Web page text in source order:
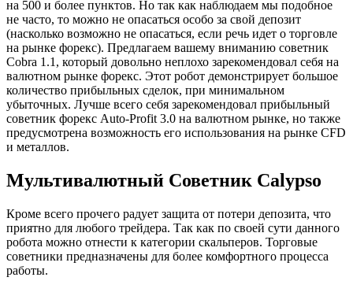
на 500 и более пунктов. Но так как наблюдаем мы подобное
не часто, то можно не опасаться особо за свой депозит
(насколько возможно не опасаться, если речь идет о торговле
на рынке форекс). Предлагаем вашему вниманию советник
Cobra 1.1, который довольно неплохо зарекомендовал себя на
валютном рынке форекс. Этот робот демонстрирует большое
количество прибыльных сделок, при минимальном
убыточных. Лучше всего себя зарекомендовал прибыльный
советник форекс Auto-Profit 3.0 на валютном рынке, но также
предусмотрена возможность его использования на рынке CFD
и металлов.
Мультивалютный Советник Calypso
Кроме всего прочего радует защита от потери депозита, что
приятно для любого трейдера. Так как по своей сути данного
робота можно отнести к категории скальперов. Торговые
советники предназначены для более комфортного процесса
работы.